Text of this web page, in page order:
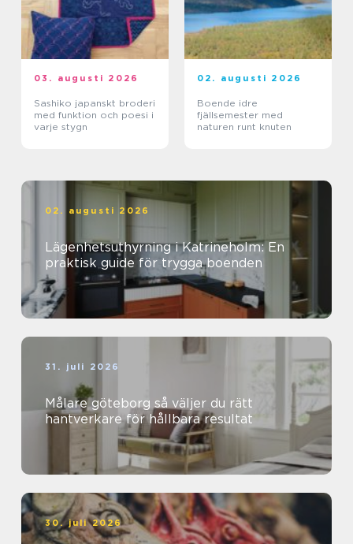
03. augusti 2026
Sashiko japanskt broderi
med funktion och poesi i
varje stygn
02. augusti 2026
Boende idre
fjällsemester med
naturen runt knuten
02. augusti 2026
Lägenhetsuthyrning i Katrineholm: En
praktisk guide för trygga boenden
31. juli 2026
Målare göteborg så väljer du rätt
hantverkare för hållbara resultat
30. juli 2026